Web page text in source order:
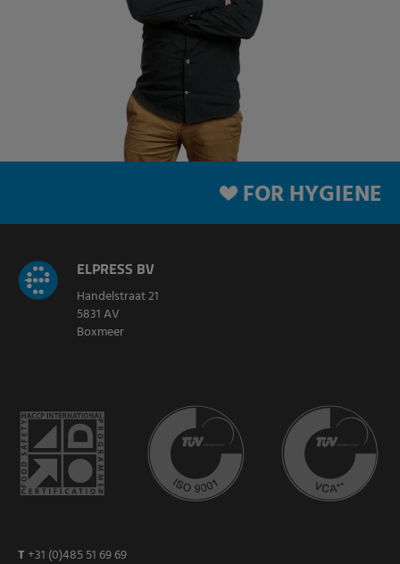
FOR HYGIENE
ELPRESS BV
Handelstraat 21
5831 AV
Boxmeer
T +31 (0)485 51 69 69